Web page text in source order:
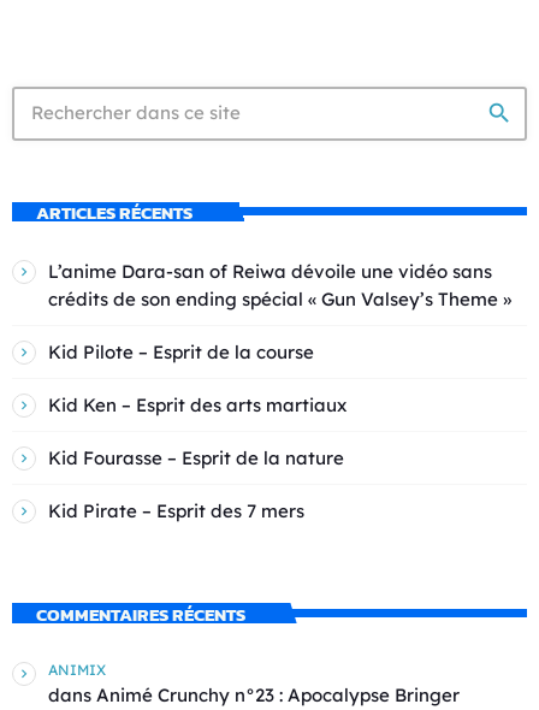
search
ARTICLES RÉCENTS
L’anime Dara-san of Reiwa dévoile une vidéo sans
crédits de son ending spécial « Gun Valsey’s Theme »
Kid Pilote – Esprit de la course
Kid Ken – Esprit des arts martiaux
Kid Fourasse – Esprit de la nature
Kid Pirate – Esprit des 7 mers
COMMENTAIRES RÉCENTS
ANIMIX
dans Animé Crunchy n°23 : Apocalypse Bringer